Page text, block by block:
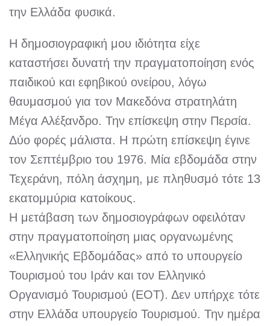
την Ελλάδα φυσικά.
Η δημοσιογραφική μου ιδιότητα είχε
καταστήσει δυνατή την πραγματοποίηση ενός
παιδικού και εφηβικού ονείρου, λόγω
θαυμασμού για τον Μακεδόνα στρατηλάτη
Μέγα Αλέξανδρο. Την επίσκεψη στην Περσία.
Δύο φορές μάλιστα. Η πρώτη επίσκεψη έγινε
τον Σεπτέμβριο του 1976. Μία εβδομάδα στην
Τεχεράνη, πόλη άσχημη, με πληθυσμό τότε 13
εκατομμύρια κατοίκους.
Η μετάβαση των δημοσιογράφων οφειλόταν
στην πραγματοποίηση μιας οργανωμένης
«Ελληνικής Εβδομάδας» από το υπουργείο
Τουρισμού του Ιράν και τον Ελληνικό
Οργανισμό Τουρισμού (ΕΟΤ). Δεν υπήρχε τότε
στην Ελλάδα υπουργείο Τουρισμού. Την ημέρα